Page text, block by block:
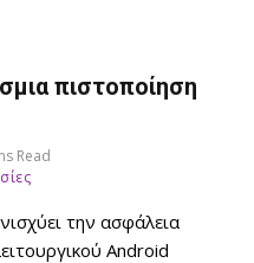
πιστοποίηση
Read
την ασφάλεια
Android